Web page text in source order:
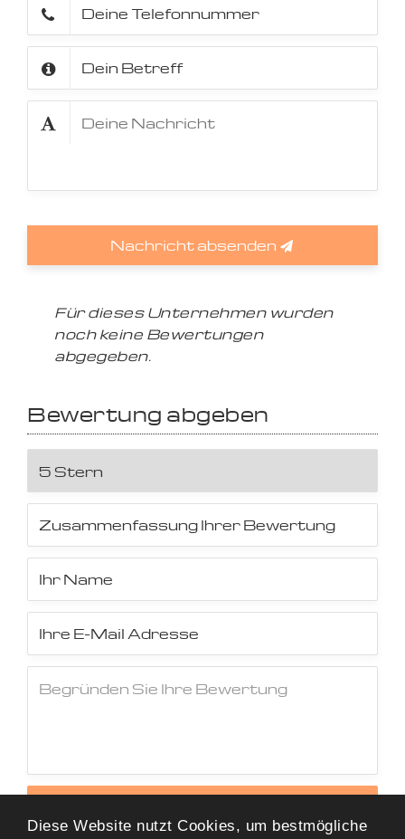
Nachricht absenden
Für dieses Unternehmen wurden
noch keine Bewertungen
abgegeben.
Bewertung abgeben
Diese Website nutzt Cookies, um bestmögliche